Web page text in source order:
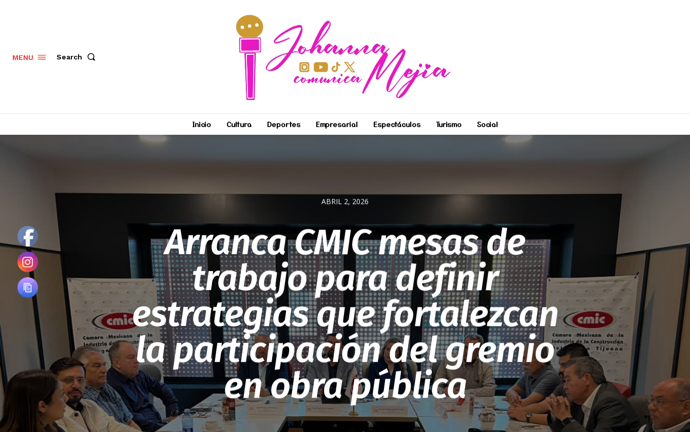
MENU Search
Inicio Cultura Deportes Empresarial Espectáculos Turismo Social
ABRIL 2, 2026
Arranca CMIC mesas de
trabajo para definir
estrategias que fortalezcan
la participación del gremio
en obra pública